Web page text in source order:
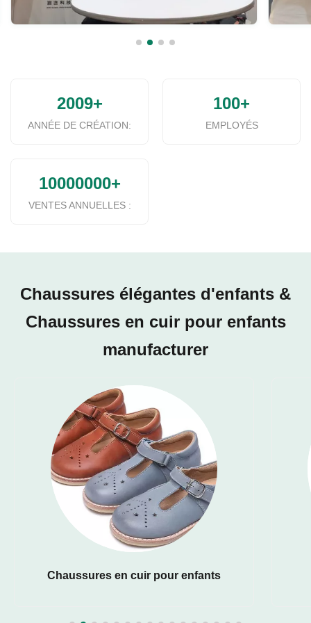
2009+
ANNÉE DE CRÉATION:
100+
EMPLOYÉS
10000000+
VENTES ANNUELLES :
Chaussures élégantes d'enfants &
Chaussures en cuir pour enfants
manufacturer
Chaussures en cuir pour enfants